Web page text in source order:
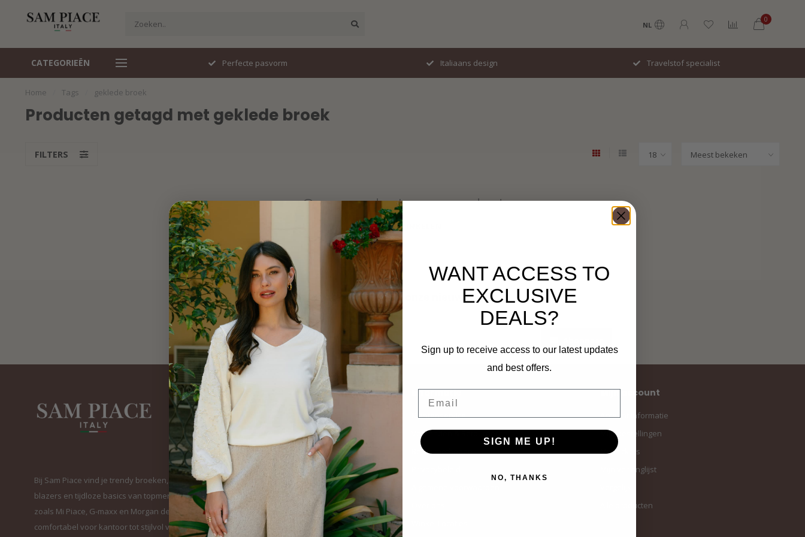
NL
0
CATEGORIEËN
Snel geleverd Perfecte pasvorm Italiaans design Travelstof specialist
Home Tags geklede broek
Producten getagd met geklede broek
FILTERS
Geen producten gevonden!
VERDER WINKELEN
Abonneer je op onze nieuwsbrief
Blijf op de hoogte over onze laatste acties
Bij Sam Piace vind je trendy broeken, elegante
blazers en tijdloze basics van topmerken
zoals Mi Piace, G-maxx en Morgan de Toi. Van
comfortabel voor kantoor tot stijlvol voor elke
Informatie
Klantenservice
Verzenden & Retourneren
Betaalmethoden
Mijn account
Account informatie
Mijn bestellingen
Mijn tickets
Mijn verlanglijst
Alle producten
WANT ACCESS TO
EXCLUSIVE
DEALS?
Sign up to receive access to our latest updates
and best offers.
SIGN ME UP!
NO, THANKS